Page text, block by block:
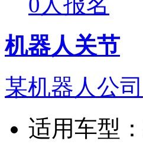
机器人关节
某机器人公司
适用车型：